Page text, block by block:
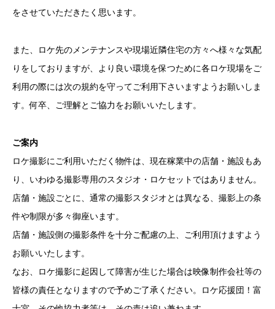
をさせていただきたく思います。
また、ロケ先のメンテナンスや現場近隣住宅の方々へ様々な気配
りをしておりますが、より良い環境を保つために各ロケ現場をご
利用の際には次の規約を守ってご利用下さいますようお願いしま
す。何卒、ご理解とご協力をお願いいたします。
ご案内
ロケ撮影にご利用いただく物件は、現在稼業中の店舗・施設もあ
り、いわゆる撮影専用のスタジオ・ロケセットではありません。
店舗・施設ごとに、通常の撮影スタジオとは異なる、撮影上の条
件や制限が多々御座います。
店舗・施設側の撮影条件を十分ご配慮の上、ご利用頂けますよう
お願いいたします。
なお、ロケ撮影に起因して障害が生じた場合は映像制作会社等の
皆様の責任となりますので予めご了承ください。ロケ応援団！富